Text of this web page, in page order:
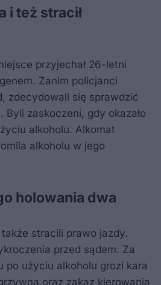
i też stracił
przyjechał 26-letni
Zanim policjanci
zdecydowali się sprawdzić
zaskoczeni, gdy okazało
alkoholu. Alkomat
alkoholu w jego
holowania dwa
stracili prawo jazdy.
przed sądem. Za
po użyciu alkoholu grozi kara
oraz zakaz kierowania